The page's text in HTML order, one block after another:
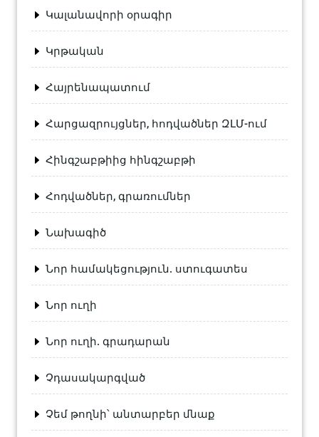
Կալանավորի օրագիր
Կրթական
Հայրենապատում
Հարցազրույցներ, հոդվածներ ԶԼՄ-ում
Հինգշաբթիից հինգշաբթի
Հոդվածներ, գրառումներ
Նախագիծ
Նոր համակեցություն. ստուգատես
Նոր ուղի
Նոր ուղի. գրադարան
Չդասակարգված
Չեմ թողնի՝ անտարբեր մնաք